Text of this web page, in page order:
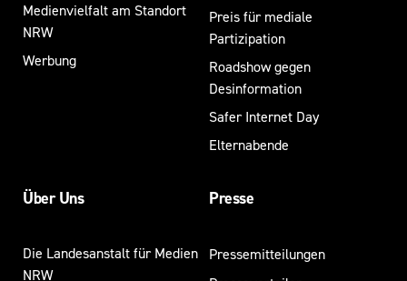
Medienvielfalt am Standort
NRW
Werbung
Preis für mediale
Partizipation
Roadshow gegen
Desinformation
Safer Internet Day
Elternabende
Über Uns
Die Landesanstalt für Medien
NRW
Presse
Pressemitteilungen